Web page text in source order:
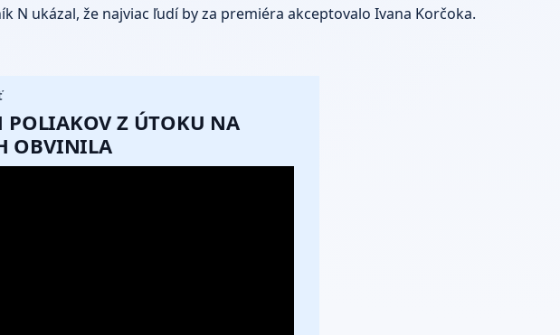
N ukázal, že najviac ľudí by za premiéra akceptovalo Ivana Korčoka.
POLIAKOV Z ÚTOKU NA
OBVINILA